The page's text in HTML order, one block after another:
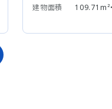
建物面積
109.71m²